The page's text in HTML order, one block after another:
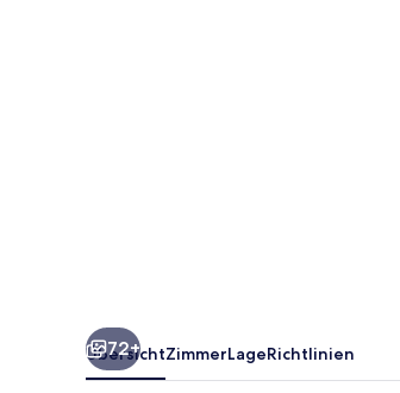
72+
ÜbersichtZimmerLageRichtlinien